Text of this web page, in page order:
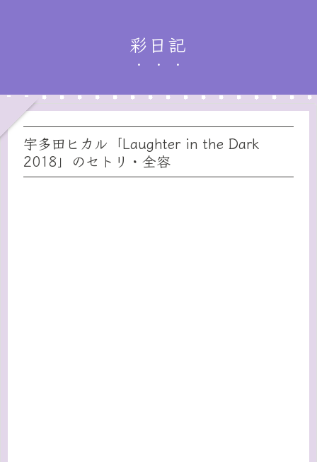
彩日記
宇多田ヒカル「Laughter in the Dark
2018」のセトリ・全容